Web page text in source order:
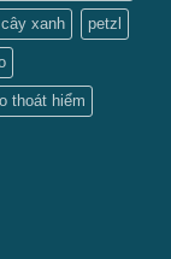
xanh petzl
thoát hiểm